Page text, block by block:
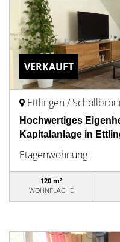
VERKAUFT
Ettlingen /
Hochwertiges
Kapitalanlage in
Etagenwohnung
120 m²
WOHNFLÄCHE